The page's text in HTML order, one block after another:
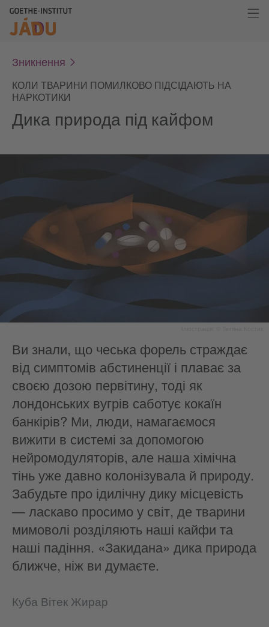
Зникнення
КОЛИ ТВАРИНИ ПОМИЛКОВО ПІДСІДАЮТЬ НА
НАРКОТИКИ
Дика природа під кайфом
Ви знали, що чеська форель страждає
від симптомів абстиненції і плаває за
своєю дозою первітину, тоді як
лондонських вугрів саботує кокаїн
банкірів? Ми, люди, намагаємося
вижити в системі за допомогою
нейромодуляторів, але наша хімічна
тінь уже давно колонізувала й природу.
Забудьте про ідилічну дику місцевість
— ласкаво просимо у світ, де тварини
мимоволі розділяють наші кайфи та
наші падіння. «Закидана» дика природа
ближче, ніж ви думаєте.
Куба Вітек Жирар